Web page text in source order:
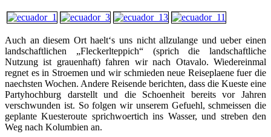
Auch an diesem Ort haelt‘s uns nicht allzulange und ueber einen
landschaftlichen „Fleckerlteppich“ (sprich die landschaftliche
Nutzung ist grauenhaft) fahren wir nach Otavalo. Wiedereinmal
regnet es in Stroemen und wir schmieden neue Reiseplaene fuer die
naechsten Wochen. Andere Reisende berichten, dass die Kueste eine
Partyhochburg darstellt und die Schoenheit bereits vor Jahren
verschwunden ist. So folgen wir unserem Gefuehl, schmeissen die
geplante Kuesteroute sprichwoertich ins Wasser, und streben den
Weg nach Kolumbien an.